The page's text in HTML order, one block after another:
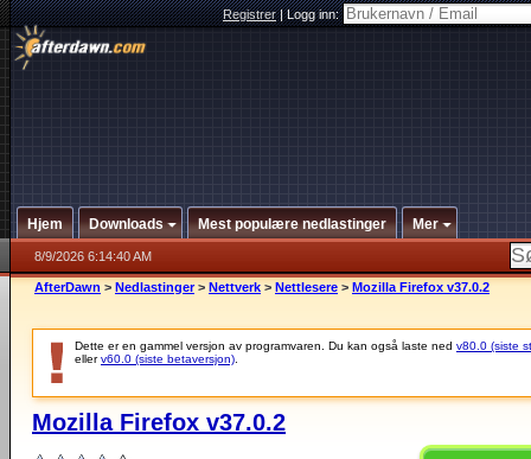
Registrer|Logg inn:
Hjem Downloads Mest populære nedlastinger Mer
8/9/2026 6:14:40 AM
AfterDawn > Nedlastinger > Nettverk > Nettlesere > Mozilla Firefox v37.0.2
Dette er en gammel versjon av programvaren. Du kan også laste ned v80.0 (siste
ellerv60.0 (siste betaversjon)
Mozilla Firefox v37.0.2